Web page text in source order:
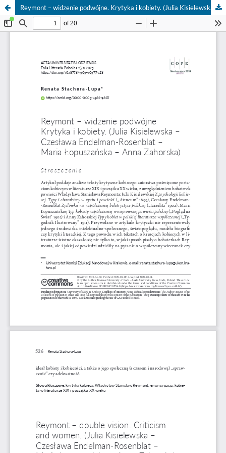
Reymont – widzenie podwójne. Krytyka i kobiety. (Julia Kisielewska – Czesława Endelman-Rosenblat – Maria Łopuszańska – Anna Zahorska)